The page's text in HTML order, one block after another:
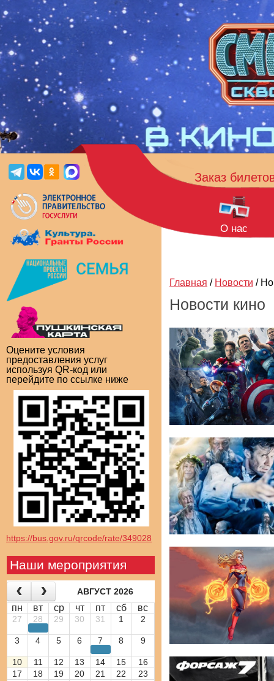
Оцените условия
предоставления услуг
используя QR-код или
перейдите по ссылке ниже
https://bus.gov.ru/qrcode/rate/349028
Наши мероприятия
АВГУСТ 2026
пн вт ср чт пт сб вс
27 28 29 30 31 1 2
3 4 5 6 7 8 9
10 11 12 13 14 15
16
17
18 19 20 21 22
23
Заказ
О нас
Главная / Новости /
Новости кино